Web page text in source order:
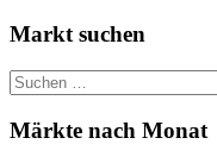
Markt suchen
Suchen
nach:
Märkte nach Monat